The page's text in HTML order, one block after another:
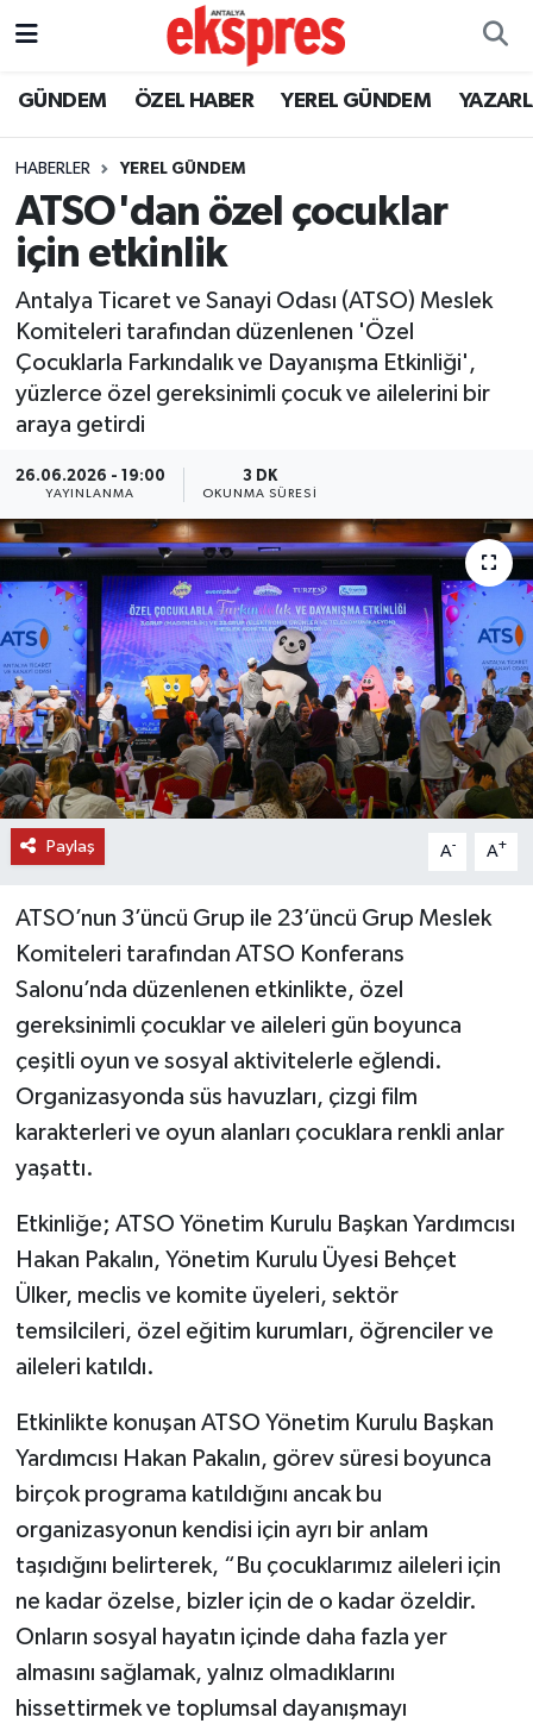
GÜNDEM ÖZEL HABER YEREL GÜNDEM
HABERLER YEREL GÜNDEM
ATSO'dan özel çocuklar
için etkinlik
Antalya Ticaret ve Sanayi Odası (ATSO) Meslek
Komiteleri tarafından düzenlenen 'Özel
Çocuklarla Farkındalık ve Dayanışma Etkinliği',
yüzlerce özel gereksinimli çocuk ve ailelerini bir
araya getirdi
26.06.2026 - 19:00
YAYINLANMA
3 DK
OKUNMA SÜRESI
Paylaş A- A+
ATSO’nun 3’üncü Grup ile 23’üncü Grup Meslek
Komiteleri tarafından ATSO Konferans
Salonu’nda düzenlenen etkinlikte, özel
gereksinimli çocuklar ve aileleri gün boyunca
çeşitli oyun ve sosyal aktivitelerle eğlendi.
Organizasyonda süs havuzları, çizgi film
karakterleri ve oyun alanları çocuklara renkli anlar
yaşattı.
Etkinliğe; ATSO Yönetim Kurulu Başkan Yardımcısı
Hakan Pakalın, Yönetim Kurulu Üyesi Behçet
Ülker, meclis ve komite üyeleri, sektör
temsilcileri, özel eğitim kurumları, öğrenciler ve
aileleri katıldı.
Etkinlikte konuşan ATSO Yönetim Kurulu Başkan
Yardımcısı Hakan Pakalın, görev süresi boyunca
birçok programa katıldığını ancak bu
organizasyonun kendisi için ayrı bir anlam
taşıdığını belirterek, “Bu çocuklarımız aileleri için
ne kadar özelse, bizler için de o kadar özeldir.
Onların sosyal hayatın içinde daha fazla yer
almasını sağlamak, yalnız olmadıklarını
hissettirmek ve toplumsal dayanışmayı
ÖZEL HABER
YEREL GÜNDEM
EKONOMİ
KÜLTÜR - SANAT
SPOR
SAĞLIK
DÜNYA
EĞİTİM
TURİZM
RÖPORTAJ
VİDEO HABERLER
MAGAZİN
Nöbetçi Eczaneler
Trafik Durumu
Süper Lig Puan Durumu ve Fikstür
Tüm Manşetler
Son Dakika Haberleri